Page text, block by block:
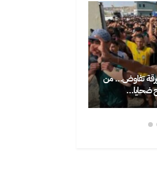
من
حين تصبح الهجرة صرخة